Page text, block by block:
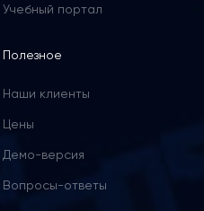
Учебный портал
Полезное
Наши клиенты
Цены
Демо-версия
Вопросы-ответы